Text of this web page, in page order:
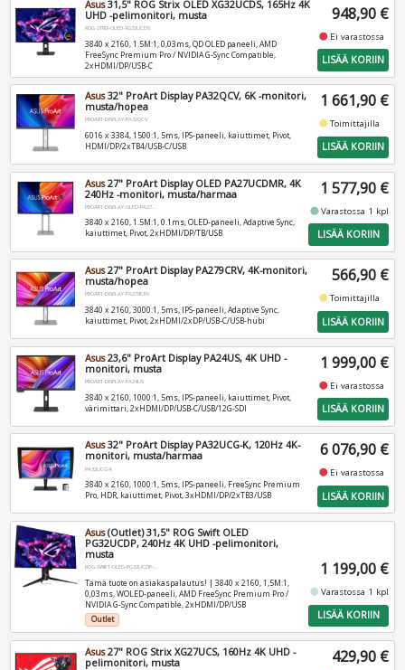
Asus31,5" ROG Strix OLED XG32UCDS, 165Hz 4K
UHD -pelimonitori, musta
ROG-STRIX-OLED-XG32UCDS
3840 x 2160, 1.5M:1, 0,03ms, QD OLED paneeli, AMD
FreeSync Premium Pro / NVIDIA G-Sync Compatible,
2xHDMI/DP/USB-C
948,90 €
fiber_manual_record Ei varastossa
LISÄÄ KORIIN
Asus32" ProArt Display PA32QCV, 6K -monitori,
musta/hopea
PROART-DISPLAY-PA32QCV
6016 x 3384, 1500:1, 5ms, IPS-paneeli, kaiuttimet, Pivot,
HDMI/DP/2xTB4/USB-C/USB
1 661,90 €
fiber_manual_recordToimittajilla
LISÄÄ KORIIN
Asus27" ProArt Display OLED PA27UCDMR, 4K
240Hz -monitori, musta/harmaa
PROART-DISPLAY-OLED-PA27UCDMR
3840 x 2160, 1.5M:1, 0.1ms, OLED-paneeli, Adaptive Sync,
kaiuttimet, Pivot, 2xHDMI/DP/TB/USB
1 577,90 €
fiber_manual_recordVarastossa 1 kpl
LISÄÄ KORIIN
Asus27" ProArt Display PA279CRV, 4K-monitori,
musta/hopea
PROART-DISPLAY-PA279CRV
3840 x 2160, 3000:1, 5ms, IPS-paneeli, Adaptive Sync,
kaiuttimet, Pivot, 2xHDMI/2xDP/USB-C/USB-hubi
566,90 €
fiber_manual_recordToimittajilla
LISÄÄ KORIIN
Asus23,6" ProArt Display PA24US, 4K UHD -
monitori, musta
PROART-DISPLAY-PA24US
3840 x 2160, 1000:1, 5ms, IPS-paneeli, kaiuttimet, Pivot,
värimittari, 2xHDMI/DP/USB-C/USB/12G-SDI
1 999,00 €
fiber_manual_record Ei varastossa
LISÄÄ KORIIN
Asus32" ProArt Display PA32UCG-K, 120Hz 4K-
monitori, musta/harmaa
PA32UCG-K
3840 x 2160, 1000:1, 5ms, IPS-paneeli, FreeSync Premium
Pro, HDR, kaiuttimet, Pivot, 3xHDMI/DP/2xTB3/USB
6 076,90 €
fiber_manual_record Ei varastossa
LISÄÄ KORIIN
Asus(Outlet) 31,5" ROG Swift OLED
PG32UCDP, 240Hz 4K UHD -pelimonitori,
musta
ROG-SWIFT-OLED-PG32UCDP-BST1
Tämä tuote on asiakaspalautus! | 3840 x 2160, 1,5M:1,
0,03ms, WOLED-paneeli, AMD FreeSync Premium Pro /
NVIDIA G-Sync Compatible, 2xHDMI/DP/USB
Outlet
1 199,00 €
fiber_manual_record Varastossa 1 kpl
LISÄÄ KORIIN
Asus27" ROG Strix XG27UCS, 160Hz 4K UHD -
pelimonitori, musta
429,90 €